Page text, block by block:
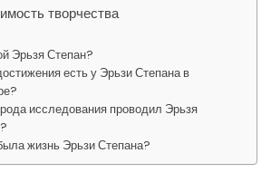
творчества
Эрьзя Степан?
есть у Эрьзи Степана в
исследования проводил Эрьзя
жизнь Эрьзи Степана?